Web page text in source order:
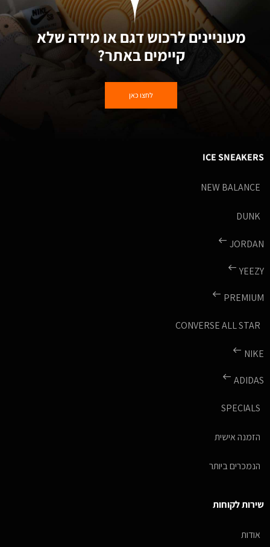
מעוניינים לרכוש דגם או מידה שלא
קיימים באתר?
לחצו כאן
ICE SNEAKERS
NEW BALANCE
DUNK
JORDAN
YEEZY
PREMIUM
CONVERSE ALL STAR
NIKE
ADIDAS
SPECIALS
הזמנה אישית
הנמכרים ביותר
שירות לקוחות
אודות